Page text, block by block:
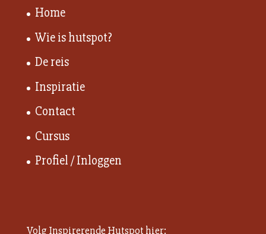
Home
Wie is hutspot?
De reis
Inspiratie
Contact
Cursus
Profiel / Inloggen
Volg Inspirerende Hutspot hier: